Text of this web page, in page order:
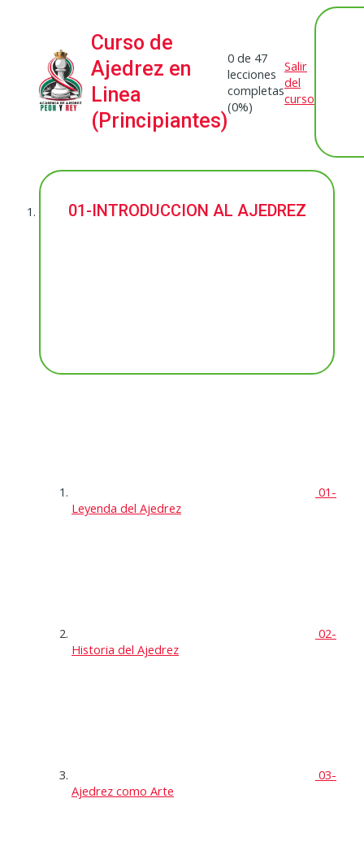
Curso de
Ajedrez en
Linea
(Principiantes)
0 de 47
lecciones
completas
(0%)
Salir
del
curso
01-INTRODUCCION AL AJEDREZ
01-
Leyenda del Ajedrez
02-
Historia del Ajedrez
03-
Ajedrez como Arte